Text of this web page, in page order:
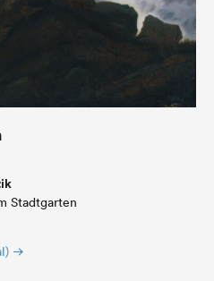
Stadtgarten